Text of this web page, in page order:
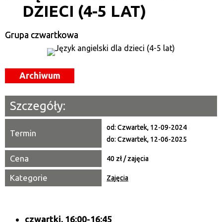
Kategoria
—
Organizator
Promowane
DZIECI (4-5 LAT)
Grupa czwartkowa
Archiwum
Szczegóły:
Termin
od: Czwartek, 12-09-2024
do: Czwartek, 12-06-2025
Cena 40 zł / zajęcia
Kategorie Zajęcia
czwartki, 16:00-16:45